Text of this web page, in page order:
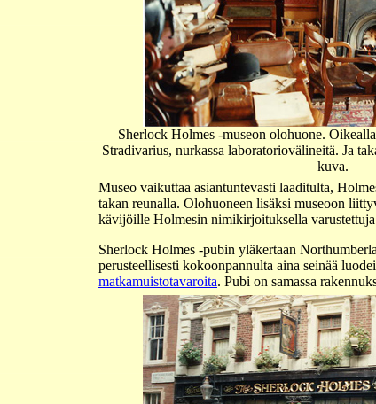
Sherlock Holmes -museon olohuone.
Stradivarius, nurkassa laboratoriovälineitä. Ja
kuva.
Museo vaikuttaa asiantuntevasti laaditulta,
takan reunalla. Olohuoneen lisäksi museoon
kävijöille Holmesin nimikirjoituksella
Sherlock Holmes -pubin yläkertaan
perusteellisesti kokoonpannulta aina seinää
matkamuistotavaroita. Pubi on samassa